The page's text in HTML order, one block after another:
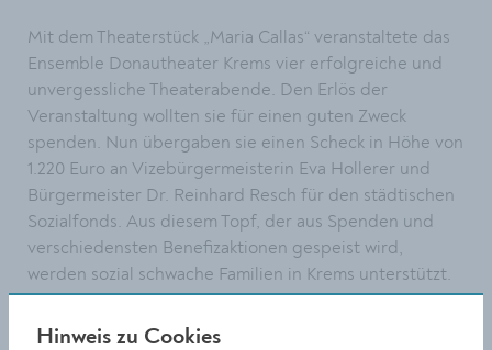
Mit dem Theaterstück „Maria Callas“ veranstaltete das
Ensemble Donautheater Krems vier erfolgreiche und
unvergessliche Theaterabende. Den Erlös der
Veranstaltung wollten sie für einen guten Zweck
spenden. Nun übergaben sie einen Scheck in Höhe von
1.220 Euro an Vizebürgermeisterin Eva Hollerer und
Bürgermeister Dr. Reinhard Resch für den städtischen
Sozialfonds. Aus diesem Topf, der aus Spenden und
verschiedensten Benefizaktionen gespeist wird,
werden sozial schwache Familien in Krems unterstützt.
Die Entscheidung über die Zuteilung liegt beim Amt
für soziale Verwaltung und ist keinerlei politischen
Hinweis zu Cookies